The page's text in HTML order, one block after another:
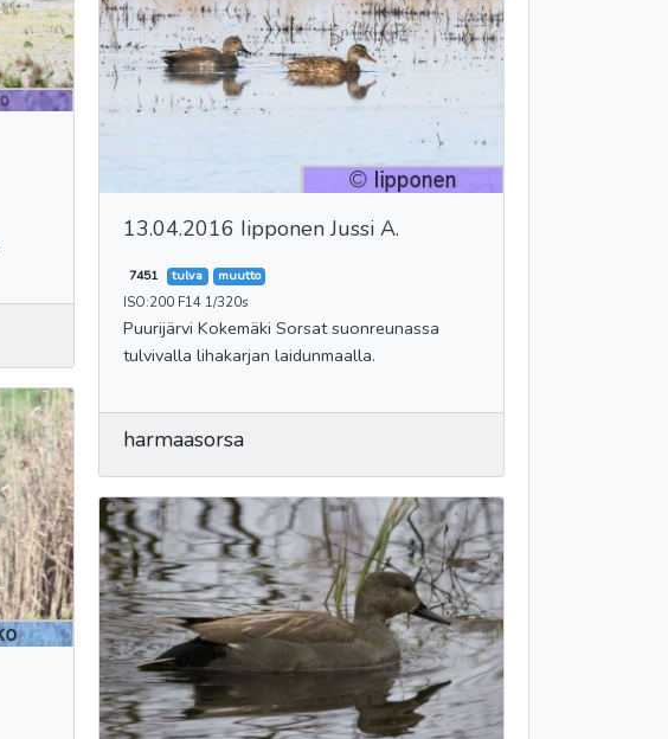
13.04.2016 Iipponen Jussi A.
7451 tulva muutto
ISO:200 F14 1/320s
Puurijärvi Kokemäki Sorsat suonreunassa
tulvivalla lihakarjan laidunmaalla.
harmaasorsa